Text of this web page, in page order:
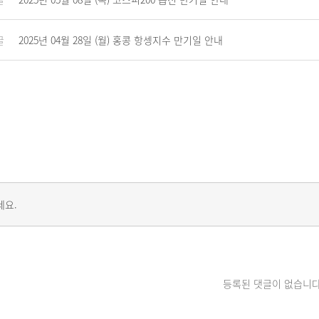
2025년 04월 28일 (월) 홍콩 항셍지수 만기일 안내
요.
등록된 댓글이 없습니